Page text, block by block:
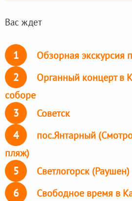
Вас ждет
1 Обзорная экскурсия
2
Органный концерт в
соборе
3 Советск
4
пос.Янтарный
пляж)
5 Светлогорск (Раушен)
6 Свободное время в